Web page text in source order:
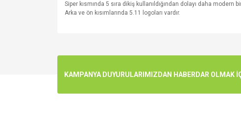
Siper kısmında 5 sıra dikiş kullanıldığından dolayı daha modern
Arka ve ön kısımlarında 5.11 logoları vardır.
Ürün resmi kalitesiz, bozuk veya görüntülenemiyor.
KAMPANYA DUYURULARIMIZDAN HABERDAR OLMAK